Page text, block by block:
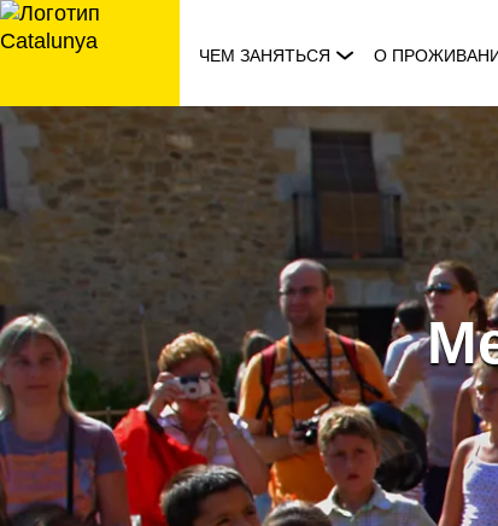
перейти
к
ЧЕМ ЗАНЯТЬСЯ О